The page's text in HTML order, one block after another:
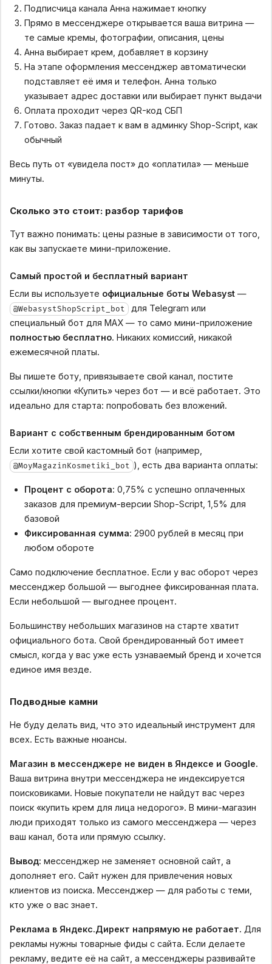
Подписчица канала Анна нажимает кнопку
Прямо в мессенджере открывается ваша витрина —
те самые кремы, фотографии, описания, цены
Анна выбирает крем, добавляет в корзину
На этапе оформления мессенджер автоматически
подставляет её имя и телефон. Анна только
указывает адрес доставки или выбирает пункт выдачи
Оплата проходит через QR-код СБП
Готово. Заказ падает к вам в админку Shop-Script, как
обычный
Весь путь от «увидела пост» до «оплатила» — меньше
минуты.
Сколько это стоит: разбор тарифов
Тут важно понимать: цены разные в зависимости от того,
как вы запускаете мини-приложение.
Самый простой и бесплатный вариант
Если вы используете официальные боты Webasyst—
@WebasystShopScript_bot для Telegram или
специальный бот для MAX — то само мини-приложение
полностью бесплатно. Никаких комиссий, никакой
ежемесячной платы.
Вы пишете боту, привязываете свой канал, постите
ссылки/кнопки «Купить» через бот — и всё работает. Это
идеально для старта: попробовать без вложений.
Вариант с собственным брендированным ботом
Если хотите свой кастомный бот (например,
@MoyMagazinKosmetiki_bot ), есть два варианта оплаты:
Процент с оборота: 0,75% с успешно оплаченных
заказов для премиум-версии Shop-Script, 1,5% для
базовой
Фиксированная сумма: 2900 рублей в месяц при
любом обороте
Само подключение бесплатное. Если у вас оборот через
мессенджер большой — выгоднее фиксированная плата.
Если небольшой — выгоднее процент.
Большинству небольших магазинов на старте хватит
официального бота. Свой брендированный бот имеет
смысл, когда у вас уже есть узнаваемый бренд и хочется
единое имя везде.
Подводные камни
Не буду делать вид, что это идеальный инструмент для
всех. Есть важные нюансы.
Магазин в мессенджере не виден в Яндексе и Google.
Ваша витрина внутри мессенджера не индексируется
поисковиками. Новые покупатели не найдут вас через
поиск «купить крем для лица недорого». В мини-магазин
люди приходят только из самого мессенджера — через
ваш канал, бота или прямую ссылку.
Вывод: мессенджер не заменяет основной сайт, а
дополняет его. Сайт нужен для привлечения новых
клиентов из поиска. Мессенджер — для работы с теми,
кто уже о вас знает.
Реклама в Яндекс.Директ напрямую не работает. Для
рекламы нужны товарные фиды с сайта. Если делаете
рекламу, ведите её на сайт, а мессенджеры развивайте